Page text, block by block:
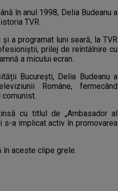
în anul 1998, Delia Budeanu a
TVR.
a programat luni seară, la TVR
prilej de reîntâlnire cu
a micului ecran.
București, Delia Budeanu a
Române, fermecând
cu titlul de „Ambasador al
s-a implicat activ în promovarea
în aceste clipe grele.